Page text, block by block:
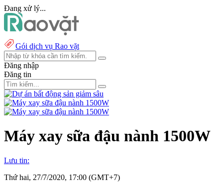
Đang xử lý...
Gói dịch vụ Rao vặt
Đăng nhập
Đăng tin
Máy xay sữa đậu nành 1500W
Lưu tin:
Thứ hai, 27/7/2020, 17:00 (GMT+7)